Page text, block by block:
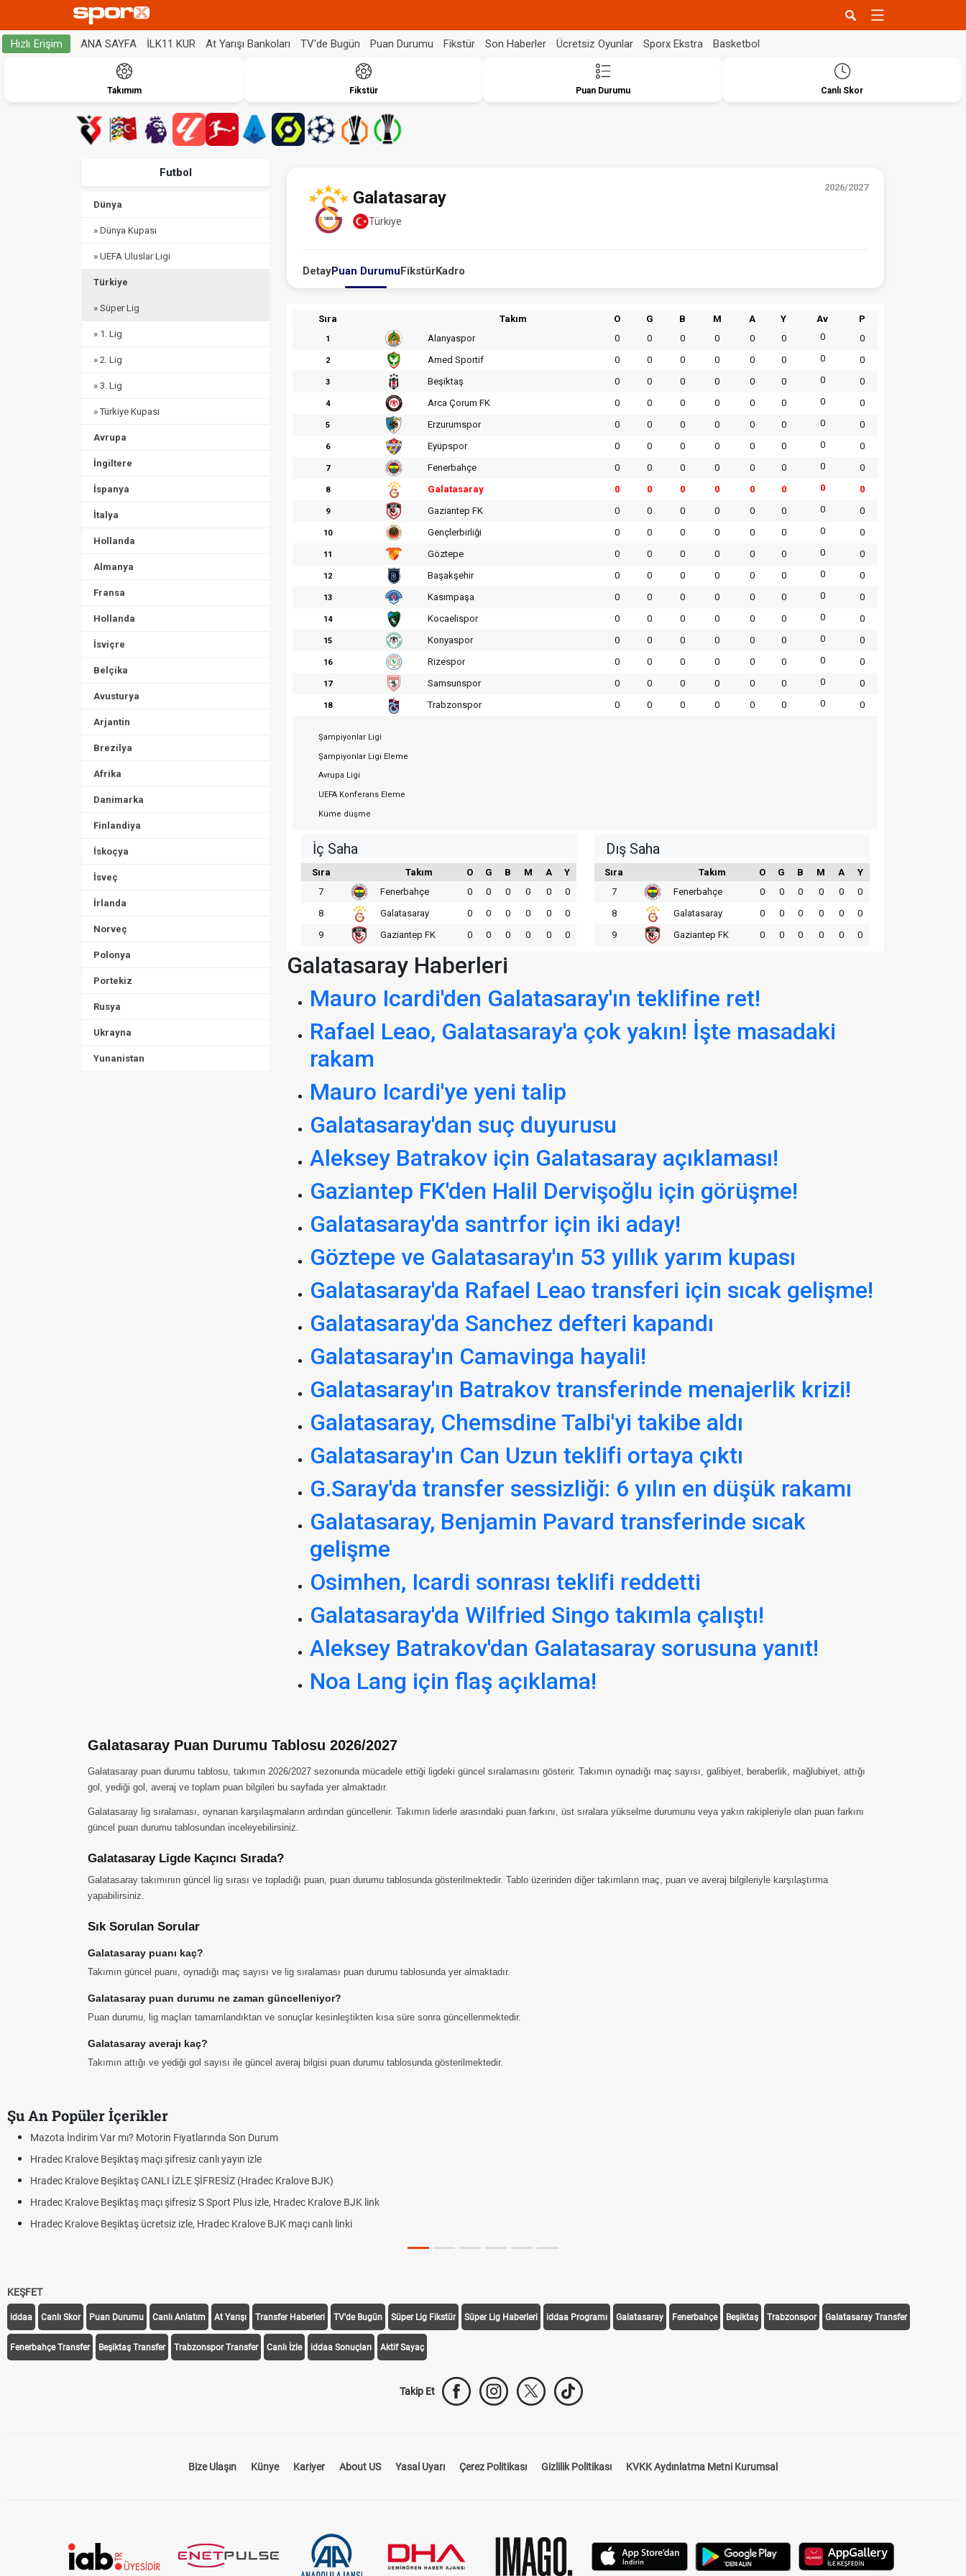
Hızlı Erişim ANA SAYFA İLK11 KUR At Yarışı Bankoları TV'de Bugün Puan Durumu Fikstür Son Haberler Ücretsiz Oyunlar Sporx Ekstra Basketbol
Takımım Fikstür Puan Durumu Canlı Skor
Futbol
Dünya
» Dünya Kupası
» UEFA Uluslar Ligi
Türkiye
» Süper Lig
» 1. Lig
» 2. Lig
» 3. Lig
» Türkiye Kupası
Avrupa
İngiltere
İspanya
İtalya
Hollanda
Almanya
Fransa
Hollanda
İsviçre
Belçika
Avusturya
Arjantin
Brezilya
Afrika
Danimarka
Finlandiya
İskoçya
İsveç
İrlanda
Norveç
Polonya
Portekiz
Rusya
Ukrayna
Yunanistan
2026/2027
Galatasaray
Türkiye
DetayPuan DurumuFikstürKadro
Sıra Takım O G B M A Y Av P
1 Alanyaspor 0 0 0 0 0 0 0 0
2 Amed Sportif 0 0 0 0 0 0 0 0
3 Beşiktaş 0 0 0 0 0 0 0 0
4 Arca Çorum FK 0 0 0 0 0 0 0 0
5 Erzurumspor 0 0 0 0 0 0 0 0
6 Eyüpspor 0 0 0 0 0 0 0 0
7 Fenerbahçe 0 0 0 0 0 0 0 0
8 Galatasaray 0 0 0 0 0 0 0 0
9 Gaziantep FK 0 0 0 0 0 0 0 0
10 Gençlerbirliği 0 0 0 0 0 0 0 0
11 Göztepe 0 0 0 0 0 0 0 0
12 Başakşehir 0 0 0 0 0 0 0 0
13 Kasımpaşa 0 0 0 0 0 0 0 0
14 Kocaelispor 0 0 0 0 0 0 0 0
15 Konyaspor 0 0 0 0 0 0 0 0
16 Rizespor 0 0 0 0 0 0 0 0
17 Samsunspor 0 0 0 0 0 0 0 0
18 Trabzonspor 0 0 0 0 0 0 0 0
Şampiyonlar Ligi
Şampiyonlar Ligi Eleme
Avrupa Ligi
UEFA Konferans Eleme
Küme düşme
İç Saha
Sıra Takım O G B M A
Y
7
Fenerbahçe 0 0 0 0 0
0
8
Galatasaray 0 0 0 0 0
0
9
Gaziantep FK 0 0 0 0 0 0
Dış Saha
Sıra Takım O G B M A
Y
7
Fenerbahçe 0 0 0 0 0
0
8
Galatasaray 0 0 0 0 0
0
9
Gaziantep FK 0 0 0 0 0 0
Galatasaray Haberleri
Mauro Icardi'den Galatasaray'ın teklifine ret!
Rafael Leao, Galatasaray'a çok yakın! İşte masadaki
rakam
Mauro Icardi'ye yeni talip
Galatasaray'dan suç duyurusu
Aleksey Batrakov için Galatasaray açıklaması!
Gaziantep FK'den Halil Dervişoğlu için görüşme!
Galatasaray'da santrfor için iki aday!
Göztepe ve Galatasaray'ın 53 yıllık yarım kupası
Galatasaray'da Rafael Leao transferi için sıcak gelişme!
Galatasaray'da Sanchez defteri kapandı
Galatasaray'ın Camavinga hayali!
Galatasaray'ın Batrakov transferinde menajerlik krizi!
Galatasaray, Chemsdine Talbi'yi takibe aldı
Galatasaray'ın Can Uzun teklifi ortaya çıktı
G.Saray'da transfer sessizliği: 6 yılın en düşük rakamı
Galatasaray, Benjamin Pavard transferinde sıcak
gelişme
Osimhen, Icardi sonrası teklifi reddetti
Galatasaray'da Wilfried Singo takımla çalıştı!
Aleksey Batrakov'dan Galatasaray sorusuna yanıt!
Noa Lang için flaş açıklama!
Galatasaray Puan Durumu Tablosu 2026/2027
Galatasaray puan durumu tablosu, takımın 2026/2027 sezonunda mücadele ettiği ligdeki güncel sıralamasını gösterir. Takımın oynadığı maç sayısı, galibiyet, beraberlik, mağlubiyet, attığı
gol, yediği gol, averaj ve toplam puan bilgileri bu sayfada yer almaktadır.
Galatasaray lig sıralaması, oynanan karşılaşmaların ardından güncellenir. Takımın liderle arasındaki puan farkını, üst sıralara yükselme durumunu veya yakın rakipleriyle olan puan farkını
güncel puan durumu tablosundan inceleyebilirsiniz.
Galatasaray Ligde Kaçıncı Sırada?
Galatasaray takımının güncel lig sırası ve topladığı puan, puan durumu tablosunda gösterilmektedir. Tablo üzerinden diğer takımların maç, puan ve averaj bilgileriyle karşılaştırma
yapabilirsiniz.
Sık Sorulan Sorular
Galatasaray puanı kaç?
Takımın güncel puanı, oynadığı maç sayısı ve lig sıralaması puan durumu tablosunda yer almaktadır.
Galatasaray puan durumu ne zaman güncelleniyor?
Puan durumu, lig maçları tamamlandıktan ve sonuçlar kesinleştikten kısa süre sonra güncellenmektedir.
Galatasaray averajı kaç?
Takımın attığı ve yediği gol sayısı ile güncel averaj bilgisi puan durumu tablosunda gösterilmektedir.
Şu An Popüler İçerikler
Son Durum
izle
(Hradec Kralove BJK)
Plus izle, Hradec Kralove BJK link
Kralove BJK maçı canlı linki
KEŞFET
iddaa Canlı Skor Puan Durumu Canlı Anlatım At Yarışı Transfer Haberleri TV'de Bugün Süper Lig Fikstür Süper Lig Haberleri iddaa Programı Galatasaray Fenerbahçe Beşiktaş Trabzonspor Galatasaray Transfer
Fenerbahçe Transfer Beşiktaş Transfer Trabzonspor Transfer Canlı İzle iddaa Sonuçları Aktif Sayaç
Takip Et
Bize Ulaşın Künye Kariyer About US Yasal Uyarı Çerez Politikası Gizlilik Politikası KVKK Aydınlatma Metni Kurumsal